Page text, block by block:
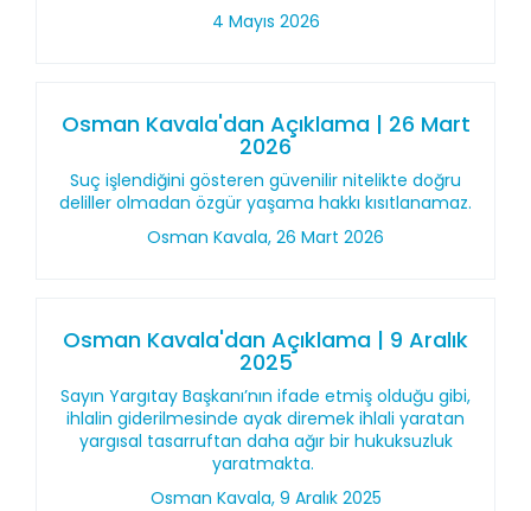
4 Mayıs 2026
Osman Kavala'dan Açıklama | 26 Mart
2026
Suç işlendiğini gösteren güvenilir nitelikte doğru
deliller olmadan özgür yaşama hakkı kısıtlanamaz.
Osman Kavala, 26 Mart 2026
Osman Kavala'dan Açıklama | 9 Aralık
2025
Sayın Yargıtay Başkanı’nın ifade etmiş olduğu gibi,
ihlalin giderilmesinde ayak diremek ihlali yaratan
yargısal tasarruftan daha ağır bir hukuksuzluk
yaratmakta.
Osman Kavala, 9 Aralık 2025